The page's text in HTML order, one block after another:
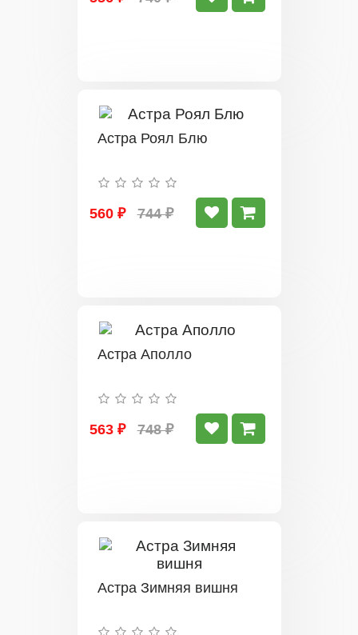
Астра Роял Блю
560 ₽ 744 ₽
Астра Аполло
563 ₽ 748 ₽
Астра Зимняя вишня